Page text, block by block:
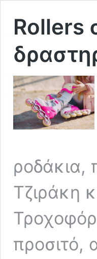
Rollers
ροδάκια,
Τζιράκη
προσιτό,